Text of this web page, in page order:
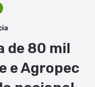
de 80 mil
e Agropec